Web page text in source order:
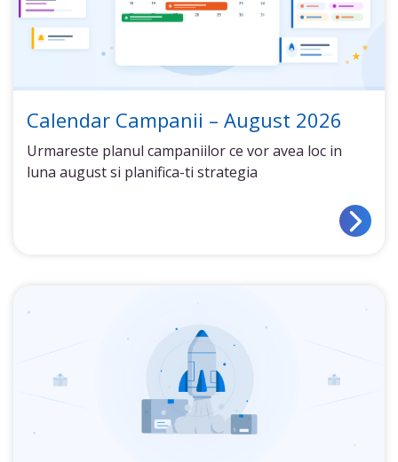
Calendar Campanii – August 2026
Urmareste planul campaniilor ce vor avea loc in
luna august si planifica-ti strategia